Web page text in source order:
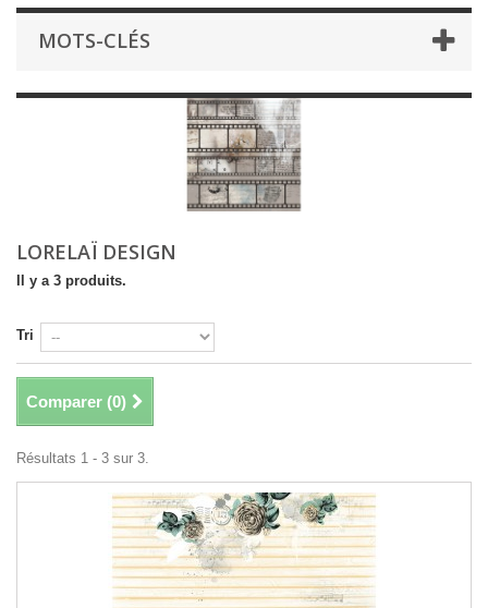
MOTS-CLÉS
LORELAÏ DESIGN
Il y a 3 produits.
Tri
Comparer (0)
Résultats 1 - 3 sur 3.